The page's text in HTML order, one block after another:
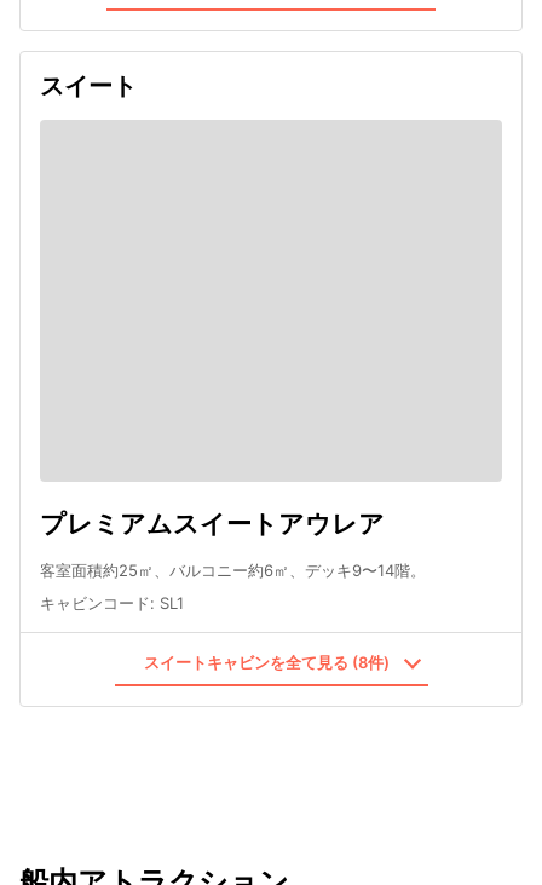
スイート
プレミアムスイートアウレア
客室面積約25㎡、バルコニー約6㎡、デッキ9〜14階。
キャビンコード: SL1
スイートキャビンを全て見る (8件)